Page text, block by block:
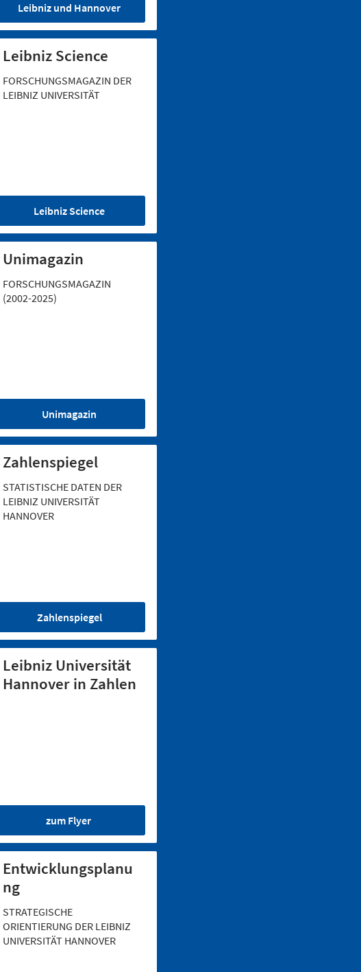
Leibniz und Hannover
Leibniz Science
FORSCHUNGSMAGAZIN DER
LEIBNIZ UNIVERSITÄT
Leibniz Science
Unimagazin
FORSCHUNGSMAGAZIN
(2002-2025)
Unimagazin
Zahlenspiegel
STATISTISCHE DATEN DER
LEIBNIZ UNIVERSITÄT
HANNOVER
Zahlenspiegel
Leibniz Universität
Hannover in Zahlen
zum Flyer
Entwicklungsplanu
ng
STRATEGISCHE
ORIENTIERUNG DER LEIBNIZ
UNIVERSITÄT HANNOVER